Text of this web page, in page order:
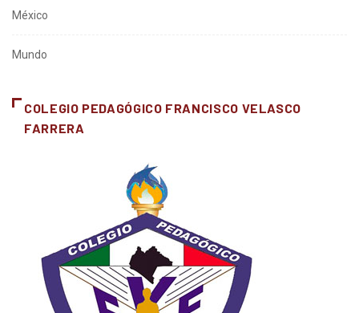
México
Mundo
COLEGIO PEDAGÓGICO FRANCISCO VELASCO
FARRERA